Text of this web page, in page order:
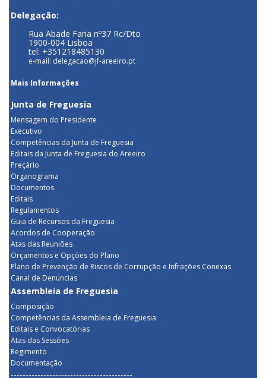
Delegação:
Rua Abade Faria nº37 Rc/Dto
1900-004 Lisboa
tel: +351218485130
e-mail: delegacao@jf-areeiro.pt
Mais Informações
Junta de Freguesia
Mensagem do Presidente
Executivo
Competências da Junta de Freguesia
Editais da Junta de Freguesia do Areeiro
Preçário
Organograma
Documentos
Editais
Regulamentos
Guia de Recursos da Freguesia
Acordos de Cooperação
Atas das Reuniões
Orçamentos e Opções do Plano
Plano de Prevenção de Riscos de Corrupção e Infrações Conexas
Canal de Denúncias
Assembleia de Freguesia
Composição
Competências da Assembleia de Freguesia
Editais e Convocatórias
Atas das Sessões
Regimento
Documentação
-----------------------------------------